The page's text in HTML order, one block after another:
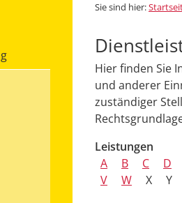
Sie sind hier:
Hier finden Sie
und anderer
zuständiger
Leistungen
A
B C D
V
W X Y